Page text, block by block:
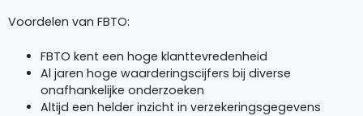
Voordelen van FBTO:
FBTO kent een hoge klanttevredenheid
Al jaren hoge waarderingscijfers bij diverse
onafhankelijke onderzoeken
Altijd een helder inzicht in verzekeringsgegevens